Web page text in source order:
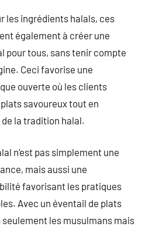
les ingrédients halals, ces
également à créer une
pour tous, sans tenir compte
Ceci favorise une
ouverte où les clients
savoureux tout en
la tradition halal.
n’est pas simplement une
mais aussi une
favorisant les pratiques
Avec un éventail de plats
les musulmans mais